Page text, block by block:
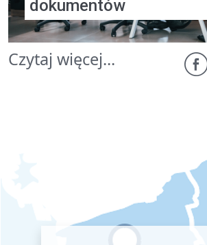
dokumentów
Czytaj więcej...